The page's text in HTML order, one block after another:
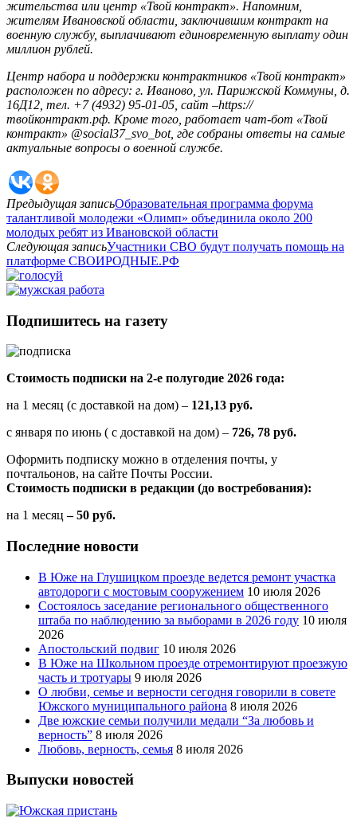
жительства или центр «Твой контракт». Напомним,
жителям Ивановской области, заключившим контракт на
военную службу, выплачивают единовременную выплату один
миллион рублей.
Центр набора и поддержки контрактников «Твой контракт»
расположен по адресу: г. Иваново, ул. Парижской Коммуны, д.
16Д12, тел. +7 (4932) 95-01-05, сайт –https://
твойконтракт.рф. Кроме того, работает чат-бот «Твой
контракт» @social37_svo_bot, где собраны ответы на самые
актуальные вопросы о военной службе.
Предыдущая записьОбразовательная программа форума
талантливой молодежи «Олимп» объединила около 200
молодых ребят из Ивановской области
Следующая записьУчастники СВО будут получать помощь на
платформе СВОИРОДНЫЕ.РФ
Подпишитесь на газету
Стоимость подписки на 2-е полугодие 2026 года:
на 1 месяц (с доставкой на дом) – 121,13 руб.
с января по июнь ( с доставкой на дом) – 726, 78 руб.
Оформить подписку можно в отделения почты, у
почтальонов, на сайте Почты России.
Стоимость подписки в редакции (до востребования):
на 1 месяц – 50 руб.
Последние новости
В Юже на Глушицком проезде ведется ремонт участка
автодороги с мостовым сооружением 10 июля 2026
Состоялось заседание регионального общественного
штаба по наблюдению за выборами в 2026 году 10 июля
2026
Апостольский подвиг 10 июля 2026
В Юже на Школьном проезде отремонтируют проезжую
часть и тротуары 9 июля 2026
О любви, семье и верности сегодня говорили в совете
Южского муниципального района 8 июля 2026
Две южские семьи получили медали “За любовь и
верность” 8 июля 2026
Любовь, верность, семья 8 июля 2026
Выпуски новостей